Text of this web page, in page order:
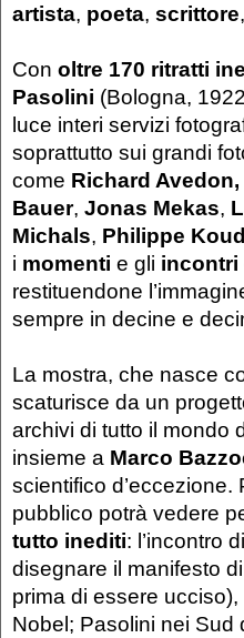
artista, poeta, scrittore,
Con oltre 170 ritratti
Pasolini (Bologna,
luce interi servizi
soprattutto sui grandi
come Richard
Bauer, Jonas Mekas,
Michals, Philippe
i momenti e gli incontri
restituendone
sempre in decine e
La mostra, che nasce
scaturisce da un
archivi di tutto il mondo
insieme a Marco
scientifico
pubblico potrà vedere
tutto inediti: l’incontro
disegnare il manifesto
prima di essere
Nobel; Pasolini nei Sud